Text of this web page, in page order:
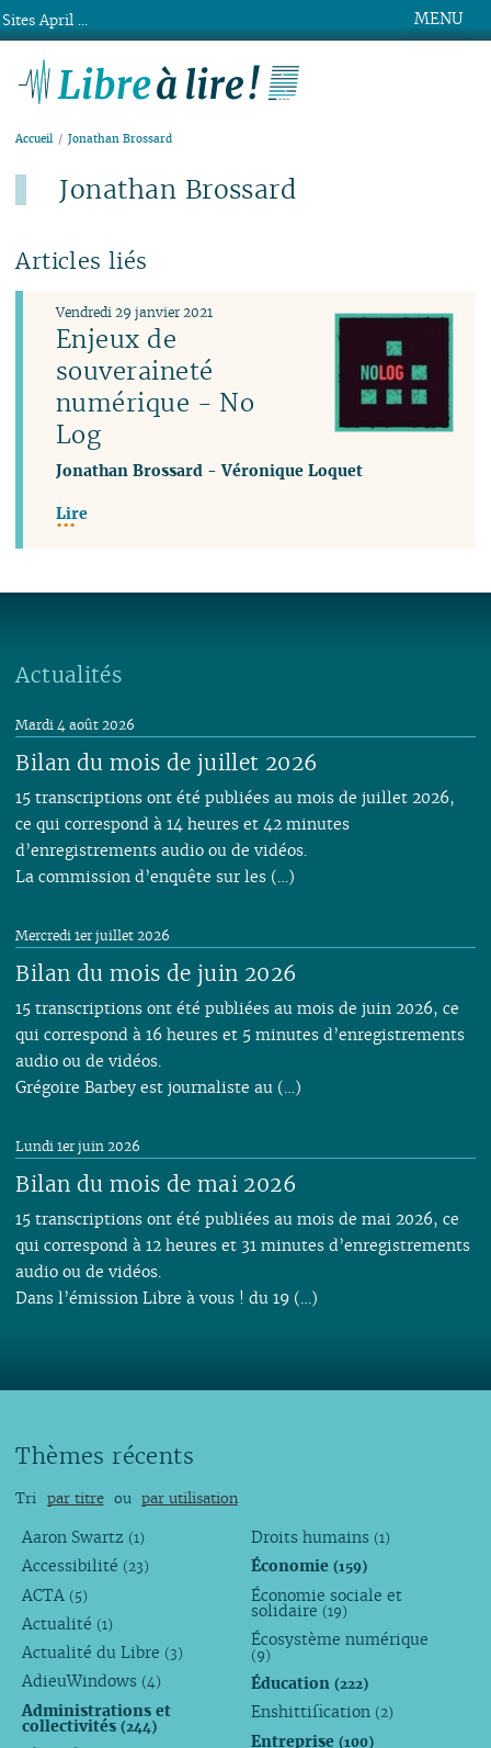
MENU
Accueil Jonathan Brossard
Jonathan Brossard
Articles liés
Enjeux de
souveraineté
numérique - No
Log
Vendredi 29 janvier 2021
Jonathan Brossard -Véronique Loquet
Lire
Actualités
Bilan du mois de juillet 2026
Mardi 4 août 2026
15 transcriptions ont été publiées au mois de juillet 2026,
ce qui correspond à 14 heures et 42 minutes
d’enregistrements audio ou de vidéos.
La commission d’enquête sur les (…)
Bilan du mois de juin 2026
Mercredi 1er juillet 2026
15 transcriptions ont été publiées au mois de juin 2026, ce
qui correspond à 16 heures et 5 minutes d’enregistrements
audio ou de vidéos.
Grégoire Barbey est journaliste au (…)
Bilan du mois de mai 2026
Lundi 1er juin 2026
15 transcriptions ont été publiées au mois de mai 2026, ce
qui correspond à 12 heures et 31 minutes d’enregistrements
audio ou de vidéos.
Dans l’émission Libre à vous ! du 19 (…)
Thèmes récents
Tri par titre ou par utilisation
Aaron Swartz (1)
Accessibilité (23)
ACTA (5)
Actualité (1)
Actualité du Libre (3)
AdieuWindows (4)
Administrations et
collectivités (244)
Droits humains (1)
Économie(159)
Économie sociale et
solidaire (19)
Écosystème numérique
(9)
Éducation(222)
Enshittification (2)
Entreprise(100)
Sites April ...